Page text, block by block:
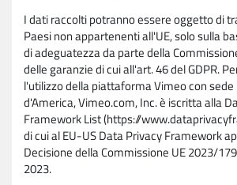
I dati raccolti potranno essere oggetto di
Paesi non appartenenti all'UE, solo sulla
di adeguatezza da parte della
delle garanzie di cui all'art. 46 del GDPR.
l'utilizzo della piattaforma Vimeo con
d'America, Vimeo.com, Inc. è iscritta alla
Framework List (https://
di cui al EU-US Data Privacy Framework
Decisione della Commissione UE 2023/
2023.